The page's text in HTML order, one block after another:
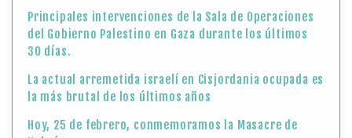
Principales intervenciones de la Sala de Operaciones
del Gobierno Palestino en Gaza durante los últimos
30 días.
La actual arremetida israelí en Cisjordania ocupada es
la más brutal de los últimos años
Hoy, 25 de febrero, conmemoramos la Masacre de